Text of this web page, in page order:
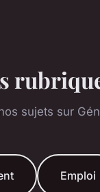
sujets sur
Emploi